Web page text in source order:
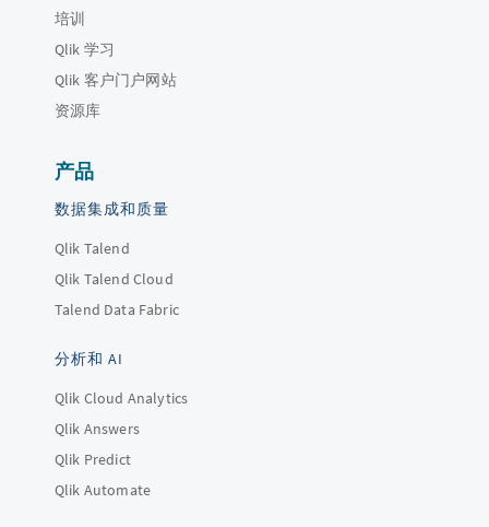
培训
Qlik 学习
Qlik 客户门户网站
资源库
产品
数据集成和质量
Qlik Talend
Qlik Talend Cloud
Talend Data Fabric
分析和 AI
Qlik Cloud Analytics
Qlik Answers
Qlik Predict
Qlik Automate